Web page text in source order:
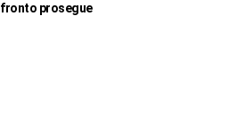
prosegue